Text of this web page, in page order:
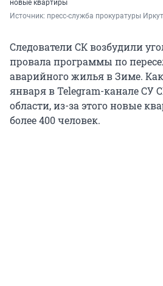
новые квартиры
Источник: пресс-служба прокуратуры
Следователи СК возбудили
провала программы по
аварийного жилья в Зиме.
января в Telegram-канале СУ
области, из-за этого новые
более 400 человек.